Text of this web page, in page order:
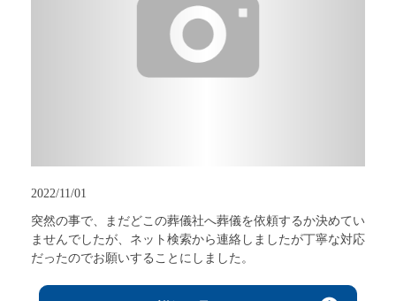
2022/11/01
突然の事で、まだどこの葬儀社へ葬儀を依頼するか決めてい
ませんでしたが、ネット検索から連絡しましたが丁寧な対応
だったのでお願いすることにしました。